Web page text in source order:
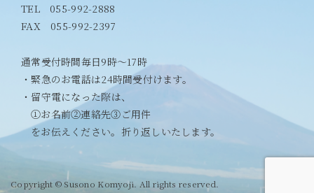
TEL 055-992-2888
FAX 055-992-2397
通常受付時間毎日9時〜17時
・緊急のお電話は24時間受付けます。
・留守電になった際は、
①お名前②連絡先③ご用件
をお伝えください。折り返しいたします。
Copyright © Susono Komyoji. All rights reserved.